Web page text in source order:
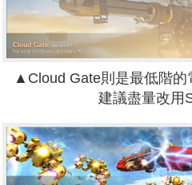
▲Cloud Gate則是最低階的
建議盡量改用